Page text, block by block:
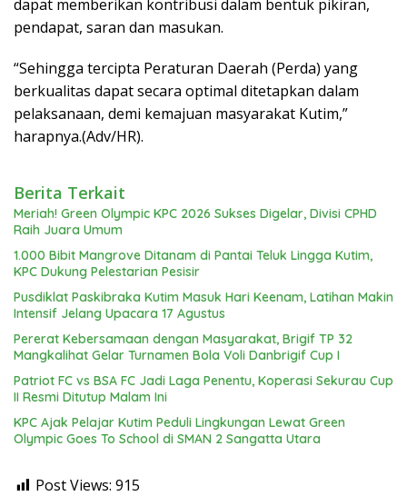
dapat memberikan kontribusi dalam bentuk pikiran,
pendapat, saran dan masukan.
“Sehingga tercipta Peraturan Daerah (Perda) yang
berkualitas dapat secara optimal ditetapkan dalam
pelaksanaan, demi kemajuan masyarakat Kutim,”
harapnya.(Adv/HR).
Berita Terkait
Meriah! Green Olympic KPC 2026 Sukses Digelar, Divisi CPHD
Raih Juara Umum
1.000 Bibit Mangrove Ditanam di Pantai Teluk Lingga Kutim,
KPC Dukung Pelestarian Pesisir
Pusdiklat Paskibraka Kutim Masuk Hari Keenam, Latihan Makin
Intensif Jelang Upacara 17 Agustus
Pererat Kebersamaan dengan Masyarakat, Brigif TP 32
Mangkalihat Gelar Turnamen Bola Voli Danbrigif Cup I
Patriot FC vs BSA FC Jadi Laga Penentu, Koperasi Sekurau Cup
II Resmi Ditutup Malam Ini
KPC Ajak Pelajar Kutim Peduli Lingkungan Lewat Green
Olympic Goes To School di SMAN 2 Sangatta Utara
Post Views: 915